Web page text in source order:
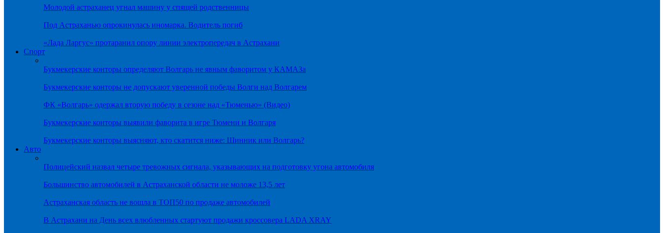
Молодой астраханец угнал машину у спящей родственницы
Под Астраханью опрокинулась иномарка. Водитель погиб
«Лада Ларгус» протаранил опору линии электропередач в Астрахани
Спорт
Букмекерские конторы определяют Волгарь не явным фаворитом у КАМАЗа
Букмекерские конторы не допускают уверенной победы Волги над Волгарем
ФК «Волгарь» одержал вторую победу в сезоне над «Тюменью» (Видео)
Букмекерские конторы выявили фаворита в игре Тюмени и Волгаря
Букмекерские конторы выясняют, кто скатится ниже: Шинник или Волгарь?
Авто
Полицейский назвал четыре тревожных сигнала, указывающих на подготовку угона автомобиля
Большинство автомобилей в Астраханской области не моложе 13,5 лет
Астраханская область не вошла в ТОП50 по продаже автомобилей
В Астрахани на День всех влюбленных стартуют продажи кроссовера LADA XRAY